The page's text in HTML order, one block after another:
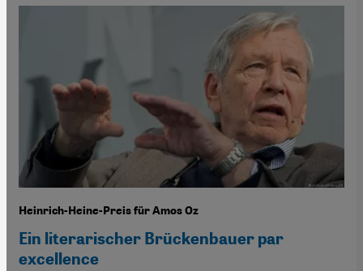
Heinrich-Heine-Preis für Amos Oz
Ein literarischer Brückenbauer par
excellence